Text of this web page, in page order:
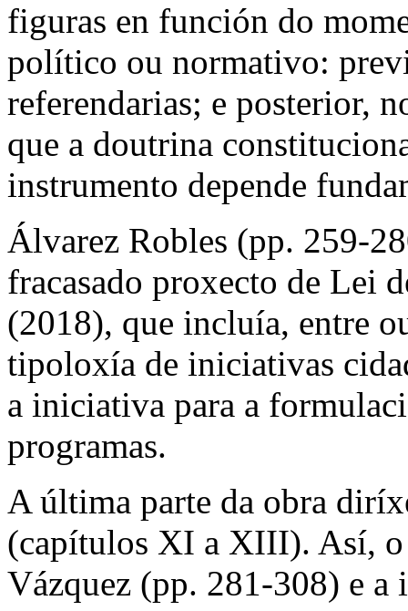
figuras en función do
político ou normativo:
referendarias; e posterior,
que a doutrina
instrumento depende
Álvarez Robles (pp. 259-
fracasado proxecto de Lei
(2018), que incluía, entre
tipoloxía de iniciativas
a iniciativa para a
programas.
A última parte da obra
(capítulos XI a XIII). Así, o
Vázquez (pp. 281-308) e a